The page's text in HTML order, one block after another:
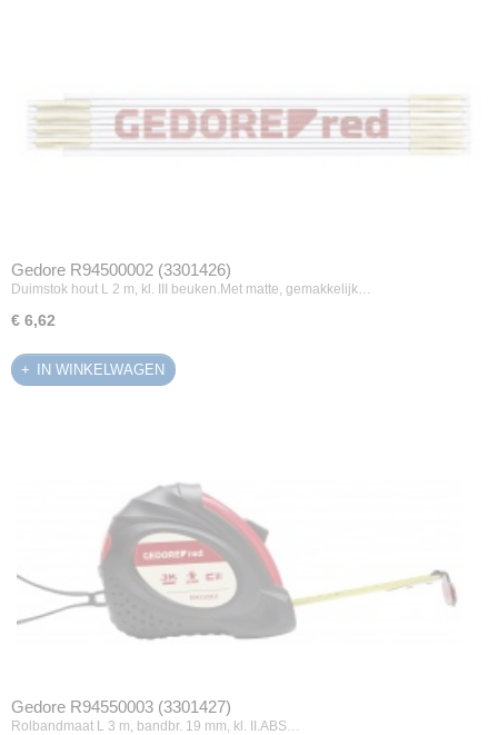
Gedore R94500002 (3301426)
Duimstok hout L 2 m, kl. III beuken.Met matte, gemakkelijk…
€ 6,62
IN WINKELWAGEN
Gedore R94550003 (3301427)
Rolbandmaat L 3 m, bandbr. 19 mm, kl. II.ABS…